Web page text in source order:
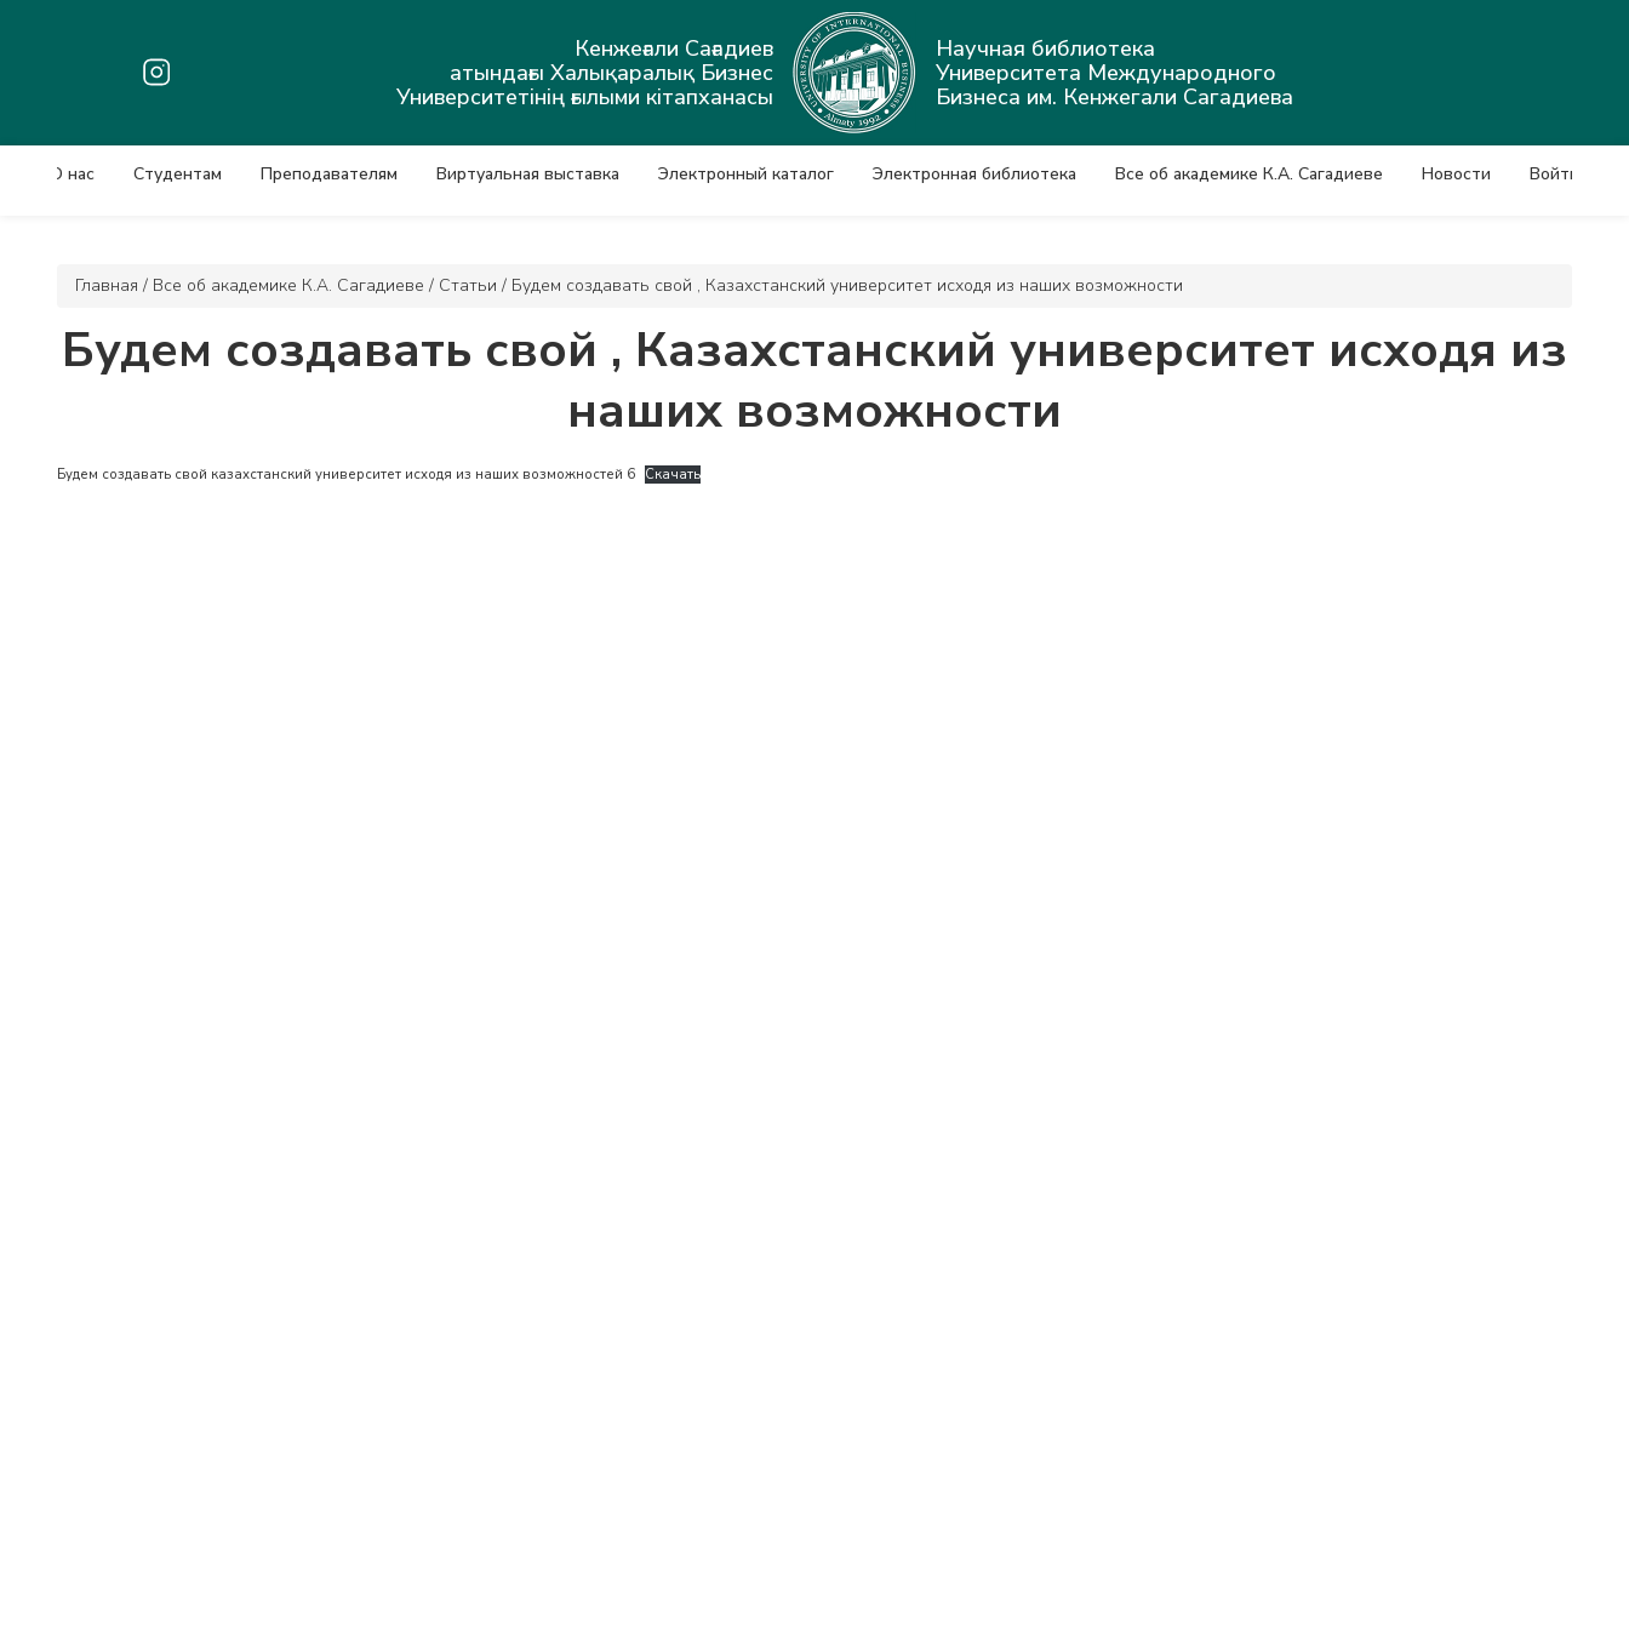
Кенжеғали Сағадиев
атындағы Халықаралық Бизнес
Университетінің ғылыми кітапханасы
Научная библиотека
Университета Международного
Бизнеса им. Кенжегали Сагадиева
О нас Студентам Преподавателям Виртуальная выставка Электронный каталог Электронная библиотека Все об академике К.А. Сагадиеве Новости Войти
Главная / Все об академике К.А. Сагадиеве / Статьи / Будем создавать свой , Казахстанский университет исходя из наших возможности
Будем создавать свой , Казахстанский университет исходя из
наших возможности
Будем создавать свой казахстанский университет исходя из наших возможностей 6 Скачать